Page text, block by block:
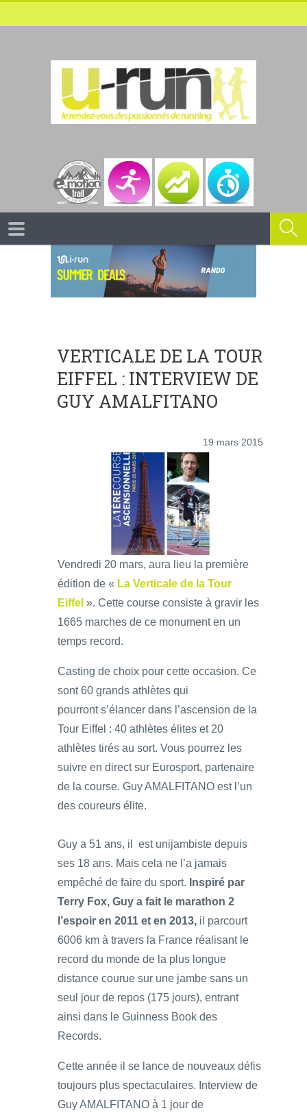
VERTICALE DE LA TOUR
EIFFEL : INTERVIEW DE
GUY AMALFITANO
19 mars 2015
Vendredi 20 mars, aura lieu la première
édition de « La Verticale de la Tour
Eiffel ». Cette course consiste à gravir les
1665 marches de ce monument en un
temps record.
Casting de choix pour cette occasion. Ce
sont 60 grands athlètes qui
pourront s’élancer dans l’ascension de la
Tour Eiffel : 40 athlètes élites et 20
athlètes tirés au sort. Vous pourrez les
suivre en direct sur Eurosport, partenaire
de la course. Guy AMALFITANO est l’un
des coureurs élite.
Guy a 51 ans, il est unijambiste depuis
ses 18 ans. Mais cela ne l’a jamais
empêché de faire du sport. Inspiré par
Terry Fox, Guy a fait le marathon 2
l’espoir en 2011 et en 2013, il parcourt
6006 km à travers la France réalisant le
record du monde de la plus longue
distance courue sur une jambe sans un
seul jour de repos (175 jours), entrant
ainsi dans le Guinness Book des
Records.
Cette année il se lance de nouveaux défis
toujours plus spectaculaires. Interview de
Guy AMALFITANO à 1 jour de